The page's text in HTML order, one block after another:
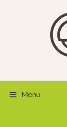
Menu